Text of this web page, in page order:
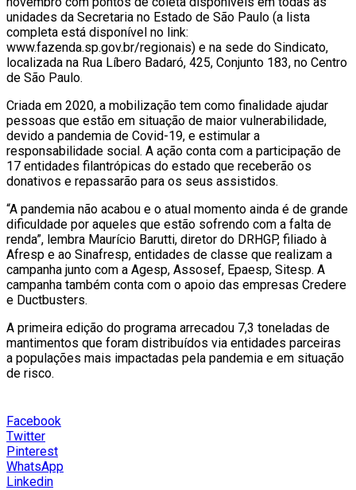
unidades da Secretaria no Estado de São Paulo (a lista
completa está disponível no link:
www.fazenda.sp.gov.br/regionais) e na sede do Sindicato,
localizada na Rua Líbero Badaró, 425, Conjunto 183, no Centro
de São Paulo.
Criada em 2020, a mobilização tem como finalidade ajudar
pessoas que estão em situação de maior vulnerabilidade,
devido a pandemia de Covid-19, e estimular a
responsabilidade social. A ação conta com a participação de
17 entidades filantrópicas do estado que receberão os
donativos e repassarão para os seus assistidos.
“A pandemia não acabou e o atual momento ainda é de grande
dificuldade por aqueles que estão sofrendo com a falta de
renda”, lembra Maurício Barutti, diretor do DRHGP, filiado à
Afresp e ao Sinafresp, entidades de classe que realizam a
campanha junto com a Agesp, Assosef, Epaesp, Sitesp. A
campanha também conta com o apoio das empresas Credere
e Ductbusters.
A primeira edição do programa arrecadou 7,3 toneladas de
mantimentos que foram distribuídos via entidades parceiras
a populações mais impactadas pela pandemia e em situação
de risco.
Facebook
Twitter
Pinterest
WhatsApp
Linkedin